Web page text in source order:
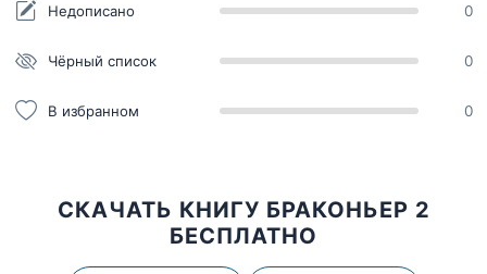
Недописано 0
Чёрный список 0
В избранном 0
СКАЧАТЬ КНИГУ БРАКОНЬЕР 2
БЕСПЛАТНО